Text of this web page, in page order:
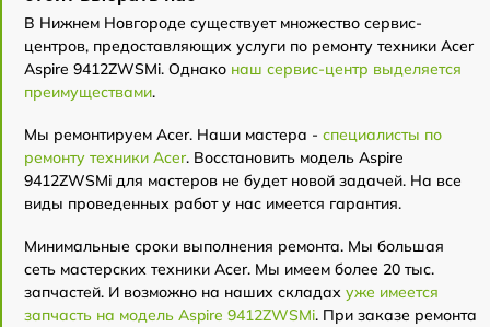
В Нижнем Новгороде существует множество сервис-
центров, предоставляющих услуги по ремонту техники Acer
Aspire 9412ZWSMi. Однако наш сервис-центр выделяется
преимуществами.
Мы ремонтируем Acer. Наши мастера - специалисты по
ремонту техники Acer. Восстановить модель Aspire
9412ZWSMi для мастеров не будет новой задачей. На все
виды проведенных работ у нас имеется гарантия.
Минимальные сроки выполнения ремонта. Мы большая
сеть мастерских техники Acer. Мы имеем более 20 тыс.
запчастей. И возможно на наших складах уже имеется
запчасть на модель Aspire 9412ZWSMi. При заказе ремонта